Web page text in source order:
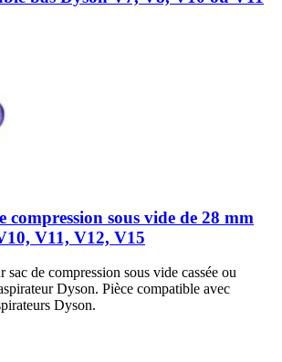
compression sous vide de 28 mm
V11, V12, V15
sac de compression sous vide cassée ou
Dyson. Pièce compatible avec
Dyson.